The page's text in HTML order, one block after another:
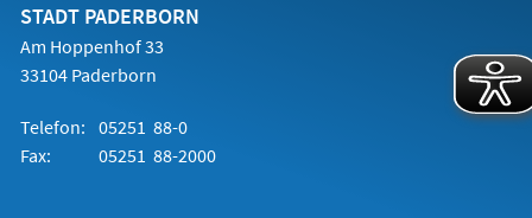
STADT PADERBORN
Am Hoppenhof 33
33104 Paderborn
Telefon: 05251 88-0
Fax:
05251 88-2000